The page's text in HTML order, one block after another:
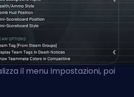
il menu Impostazioni, poi